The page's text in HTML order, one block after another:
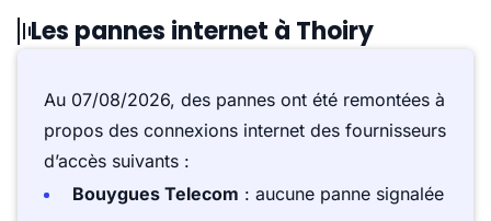
Les pannes internet à Thoiry
Au 07/08/2026, des pannes ont été remontées à
propos des connexions internet des fournisseurs
d’accès suivants :
Bouygues Telecom : aucune panne signalée